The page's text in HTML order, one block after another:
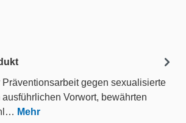
Präventionsarbeit gegen sexualisierte
Vorwort, bewährten
Mehr